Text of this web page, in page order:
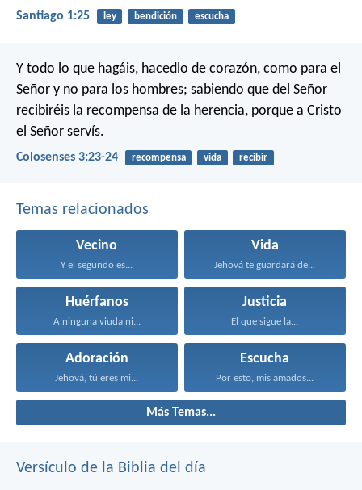
Santiago 1:25 ley bendición escucha
Y todo lo que hagáis, hacedlo de corazón, como para el
Señor y no para los hombres; sabiendo que del Señor
recibiréis la recompensa de la herencia, porque a Cristo
el Señor servís.
Colosenses 3:23-24 recompensa vida recibir
Temas relacionados
Vecino
Y el segundo es...
Vida
Jehová te guardará de...
Huérfanos
A ninguna viuda ni...
Justicia
El que sigue la...
Adoración
Jehová, tú eres mi...
Escucha
Por esto, mis amados...
Más Temas...
Versículo de la Biblia del día